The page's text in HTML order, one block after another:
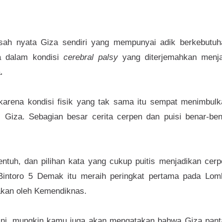
nyata Giza sendiri yang mempunyai adik
dalam kondisi cerebral palsyyang diterjemahkan
.
kondisi fisik yang tak sama itu sempat
Sebagian besar cerita cerpen dan puisi benar-
dan pilihan kata yang cukup puitis menjadikan
5 Demak itu meraih peringkat pertama pada
oleh Kemendiknas.